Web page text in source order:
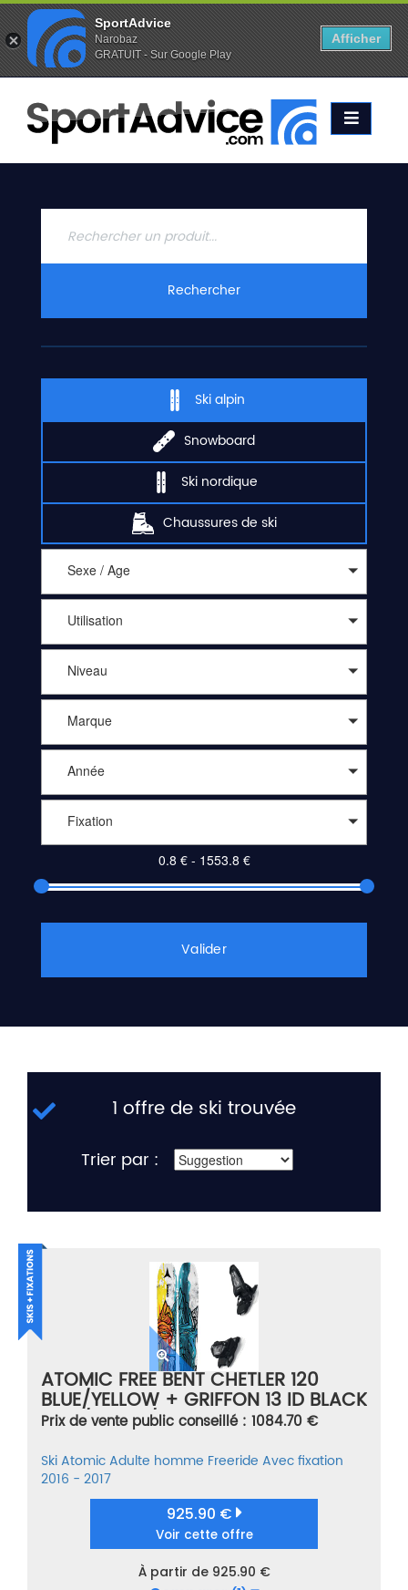
Favoris (0) Alertes (0)
ACCUEIL
SKIS
2020
CONTACT
Rechercher
Ski alpin
Snowboard
Ski nordique
Chaussures de ski
Sexe / Age
Utilisation
Niveau
Marque
Année
Fixation
Valider
1 offre de ski trouvée
Trier par :
ATOMIC FREE BENT CHETLER 120
BLUE/YELLOW + GRIFFON 13 ID BLACK
BLEU/JAUNE/GRIS TAILLE 176
Prix de vente public conseillé : 1084.70 €
SkiAtomicAdulte homme Freeride Avec fixation
2016 - 2017
925.90 €
Voir cette offre
À partir de 925.90 €
SportAdvice
Narobaz
GRATUIT - Sur Google Play
Afficher